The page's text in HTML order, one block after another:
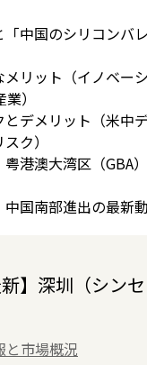
「中国のシリコンバ
メリット（イノベー
）
とデメリット（米中
ク）
粤港澳大湾区（GBA
中国南部進出の最新
】深圳（シン
と市場概況